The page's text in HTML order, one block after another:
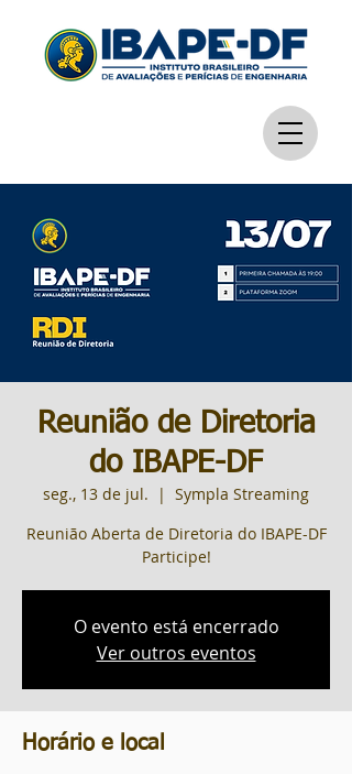
Reunião de Diretoria
do IBAPE-DF
seg., 13 de jul.
  |
Sympla Streaming
Reunião Aberta de Diretoria do IBAPE-DF
Participe!
O evento está encerrado
Ver outros eventos
Horário e local